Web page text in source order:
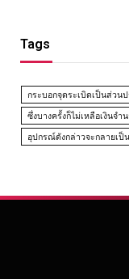
Tags
กระบอกจุดระเบิดเป็นส่วน
ซึ่งบางครั้งก็ไม่เหลือเงินจำ
อุปกรณ์ดังกล่าวจะกลายเป็น